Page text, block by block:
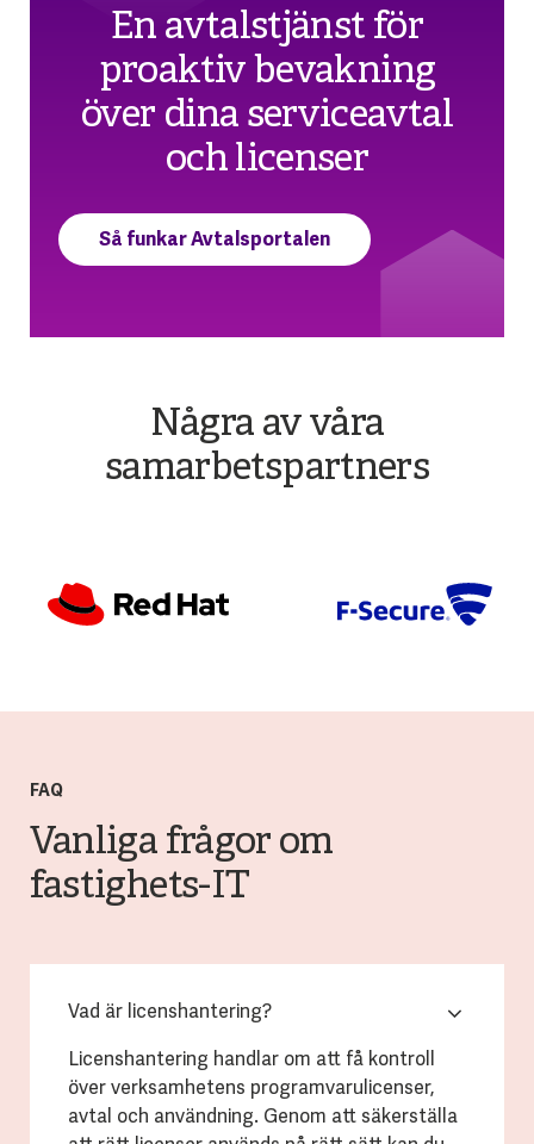
En avtalstjänst för
proaktiv bevakning
över dina serviceavtal
och licenser
Så funkar Avtalsportalen
Några av våra
samarbetspartners
FAQ
Vanliga frågor om
fastighets-IT
Vad är licenshantering?
Licenshantering handlar om att få kontroll
över verksamhetens programvarulicenser,
avtal och användning. Genom att säkerställa